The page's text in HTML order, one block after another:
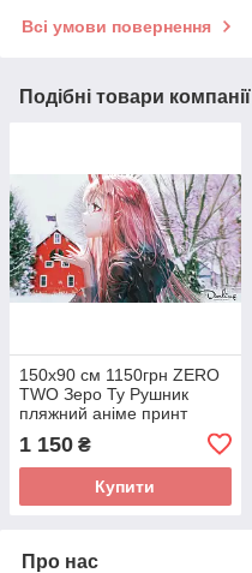
Всі умови повернення
Подібні товари компанії
150х90 см 1150грн ZERO
TWO Зеро Ту Рушник
пляжний аніме принт
Милий під Франксе
махров
1 150 ₴
Купити
Про нас